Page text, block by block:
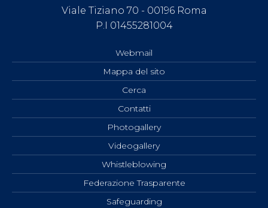
Viale Tiziano 70 - 00196 Roma
P.I 01455281004
Webmail
Mappa del sito
Cerca
Contatti
Photogallery
Videogallery
Whistleblowing
Federazione Trasparente
Safeguarding